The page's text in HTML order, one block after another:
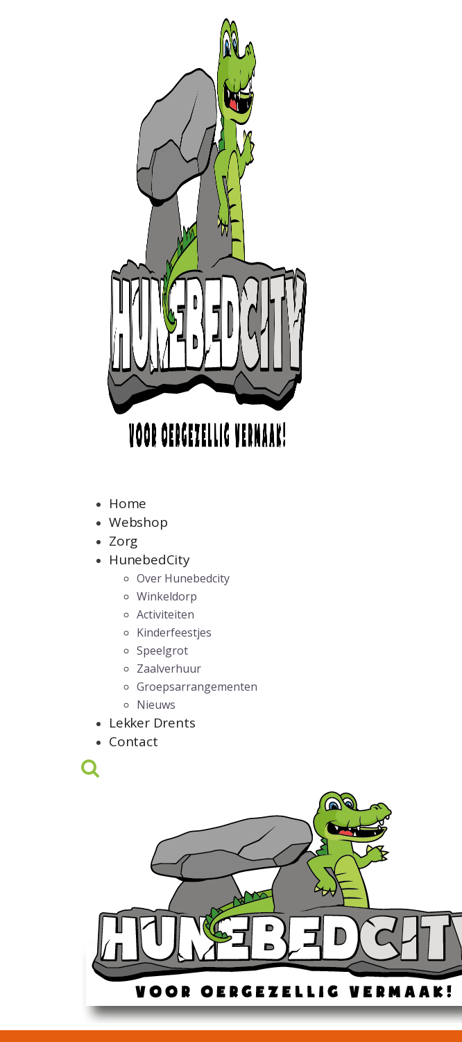
Home
Webshop
Zorg
HunebedCity
Over Hunebedcity
Winkeldorp
Activiteiten
Kinderfeestjes
Speelgrot
Zaalverhuur
Groepsarrangementen
Nieuws
Lekker Drents
Contact